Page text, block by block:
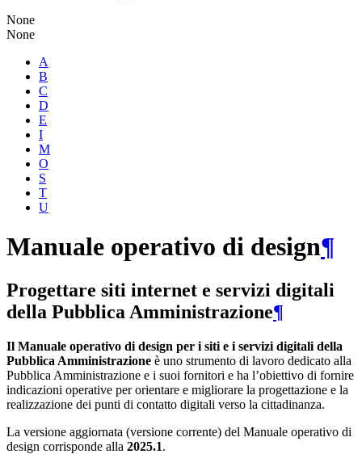
None
None
A
B
C
D
E
I
M
O
S
T
U
Manuale operativo di design¶
Progettare siti internet e servizi digitali
della Pubblica Amministrazione¶
Il Manuale operativo di design per i siti e i servizi digitali della
Pubblica Amministrazione è uno strumento di lavoro dedicato alla
Pubblica Amministrazione e i suoi fornitori e ha l’obiettivo di fornire
indicazioni operative per orientare e migliorare la progettazione e la
realizzazione dei punti di contatto digitali verso la cittadinanza.
La versione aggiornata (versione corrente) del Manuale operativo di
design corrisponde alla 2025.1.